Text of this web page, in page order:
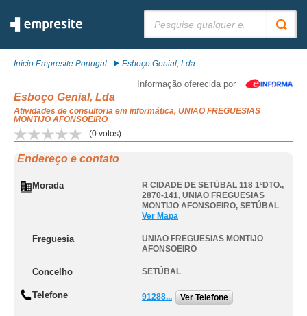
Início Empresite Portugal Esboço Genial, Lda
Informação oferecida por
Esboço Genial, Lda
Atividades de consultoria em informática, UNIAO FREGUESIAS
MONTIJO AFONSOEIRO
(0 votos)
Endereço e contato
Morada
R CIDADE DE SETÚBAL 118 1ºDTO.,
2870-141, UNIAO FREGUESIAS
MONTIJO AFONSOEIRO, SETÚBAL
Ver Mapa
Freguesia
UNIAO FREGUESIAS MONTIJO
AFONSOEIRO
Concelho SETÚBAL
Telefone 91288... Ver Telefone